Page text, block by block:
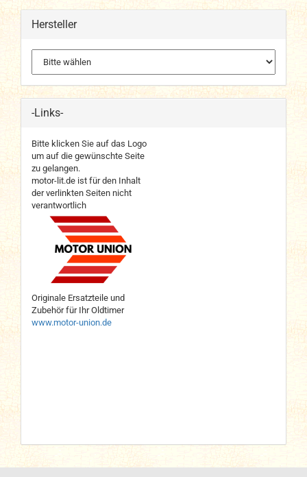
Hersteller
-Links-
Bitte klicken Sie auf das Logo
um auf die gewünschte Seite
zu gelangen.
motor-lit.de ist für den Inhalt
der verlinkten Seiten nicht
verantwortlich
Originale Ersatzteile und
Zubehör für Ihr Oldtimer
www.motor-union.de